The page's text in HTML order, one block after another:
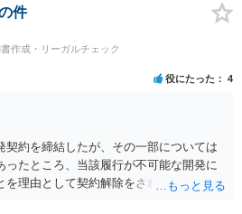
と同様であると思います。 以上のとお
するものではないと思われますので、
す。 もっとも、形式面も仕事の完成物
すので、今後は気を付けるように弁護
思います。
き付けて責任を問題にすることになるで
返還請求はどのようにおこなえばよい
偽を前提に、相手と協議して詰めればよ
があれば、それによるのがよいですが、
。 相手の言動には早急には返事をせずに
を検討する方がよいでしょう。 また、
を請求する事はできますでしょうか？ 法
があります。 協議でも問題にできそう
でしょう。 また、返還請求も損害賠償
、警察に被害届を出す事は可能でしょう
件
作成・リーガルチェック
役にたった 4
契約を締結したが、その一部については
ったところ、当該履行が不可能な開発に
を理由として契約解除をされた。そこ